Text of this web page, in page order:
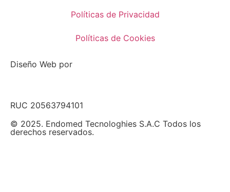
Políticas de Privacidad
Políticas de Cookies
Diseño Web por
RUC 20563794101
© 2025. Endomed Tecnologhies S.A.C Todos los
derechos reservados.